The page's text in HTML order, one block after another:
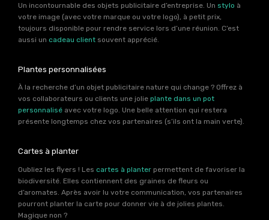
Un incontournable des objets publicitaire d’entreprise. Un stylo à
votre image (avec votre marque ou votre logo), à petit prix,
toujours disponible pour rendre service lors d’une réunion. C’est
aussi un cadeau client souvent apprécié.
Plantes personnalisées
À la recherche d’un objet publicitaire nature qui change ? Offrez à
vos collaborateurs ou clients une jolie plante dans un pot
personnalisé avec votre logo. Une belle attention qui restera
présente longtemps chez vos partenaires (s’ils ont la main verte).
Cartes à planter
Oubliez les flyers ! Les cartes à planter permettent de favoriser la
biodiversité. Elles contiennent des graines de fleurs ou
d’aromates. Après avoir lu votre communication, vos partenaires
pourront planter la carte pour donner vie à de jolies plantes.
Magique non ?